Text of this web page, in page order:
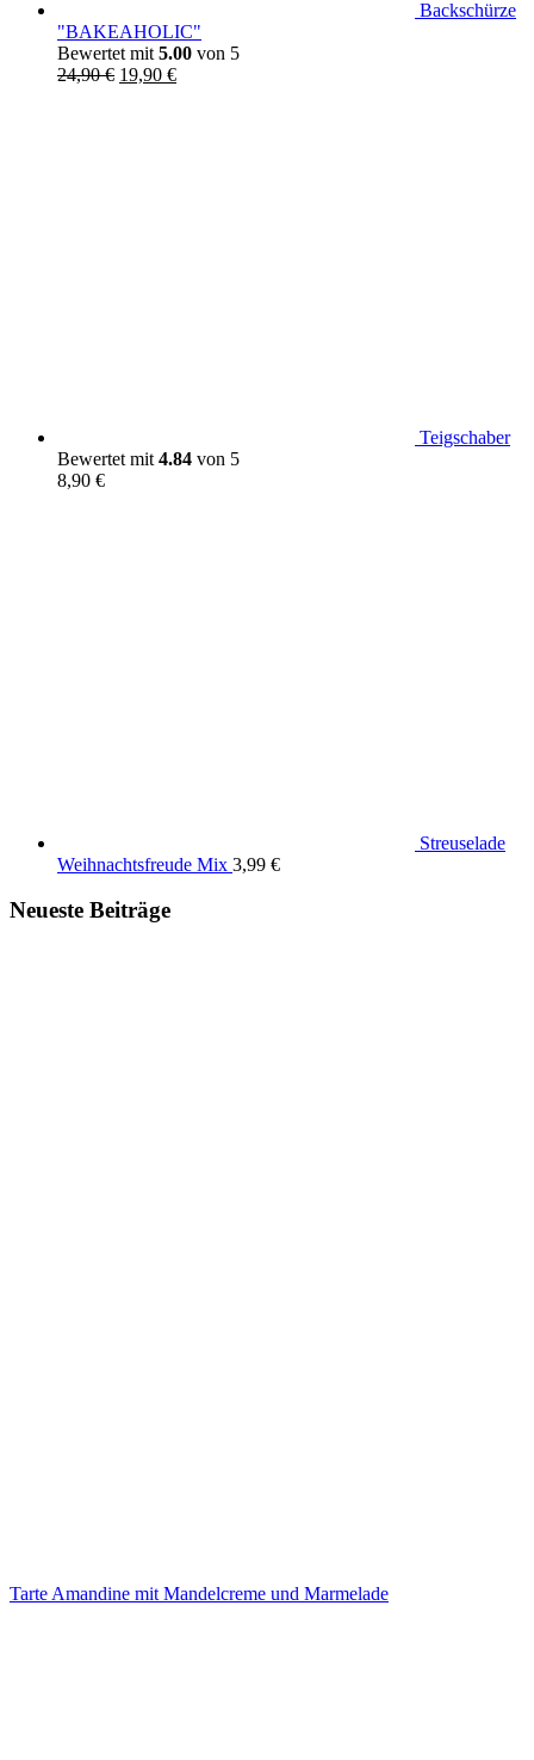
Backschürze
"BAKEAHOLIC"
Bewertet mit 5.00 von 5
24,90€ Ursprünglicher
19,90 €Aktueller
Teigschaber
Bewertet mit 4.84 von 5
8,90 €
Streuselade
Weihnachtsfreude Mix 3,99 €
Neueste Beiträge
Tarte Amandine mit Mandelcreme und Marmelade